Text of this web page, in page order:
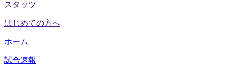
スタッツ
はじめての方へ
ホーム
試合速報